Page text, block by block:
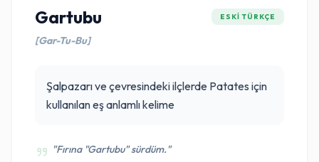
Gartubu
[Gar-Tu-Bu]
ESKI TÜRKÇE
Şalpazarı ve çevresindeki ilçlerde Patates için
kullanılan eş anlamlı kelime
"Fırına "Gartubu" sürdüm."